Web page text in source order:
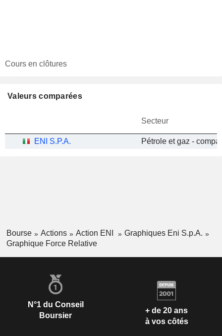
Cours en clôtures
Valeurs comparées
Secteur
ENI S.P.A.
Bourse Actions Action ENI
Graphiques Eni S.p.A.
Graphique Force Relative
N°1 du Conseil
Boursier
+ de 20 ans
à vos côtés